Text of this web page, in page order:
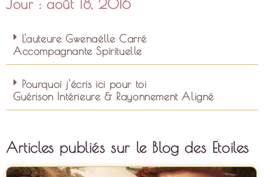
Jour : août 18, 2016
L'auteure Gwenaëlle Carré
Accompagnante Spirituelle
Pourquoi j'écris ici pour toi
Guérison Intérieure & Rayonnement Aligné
Articles publiés sur le Blog des Etoiles